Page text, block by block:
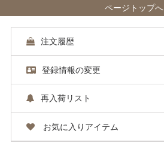
ページトップへ
注文履歴
登録情報の変更
再入荷リスト
お気に入りアイテム